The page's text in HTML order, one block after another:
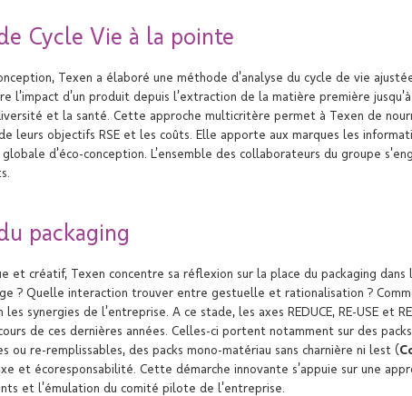
Cycle Vie à la pointe
Texen a élaboré une méthode d’analyse du cycle de vie
l’impact d’un produit depuis l’extraction de la matière première
et la santé. Cette approche multicritère permet à Texen de
leurs objectifs RSE et les coûts. Elle apporte aux marques les
globale d’éco-conception. L’ensemble des collaborateurs du groupe
packaging
et créatif, Texen concentre sa réflexion sur la place du packaging
? Quelle interaction trouver entre gestuelle et rationalisation ?
synergies de l’entreprise. A ce stade, les axes REDUCE, RE-USE et
de ces dernières années. Celles-ci portent notamment sur des
ou re-remplissables, des packs mono-matériau sans charnière ni lest (
et écoresponsabilité. Cette démarche innovante s’appuie sur une
et l’émulation du comité pilote de l’entreprise.